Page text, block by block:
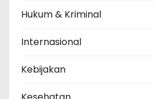
Hukum & Kriminal
Internasional
Kebijakan